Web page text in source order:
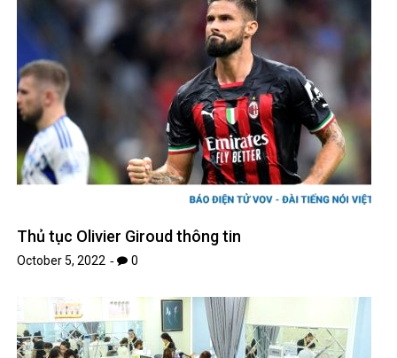
Thủ tục Olivier Giroud thông tin
October 5, 2022 0